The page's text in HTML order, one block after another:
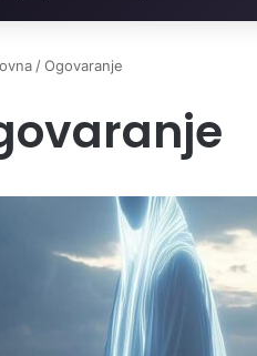
/Ogovaranje